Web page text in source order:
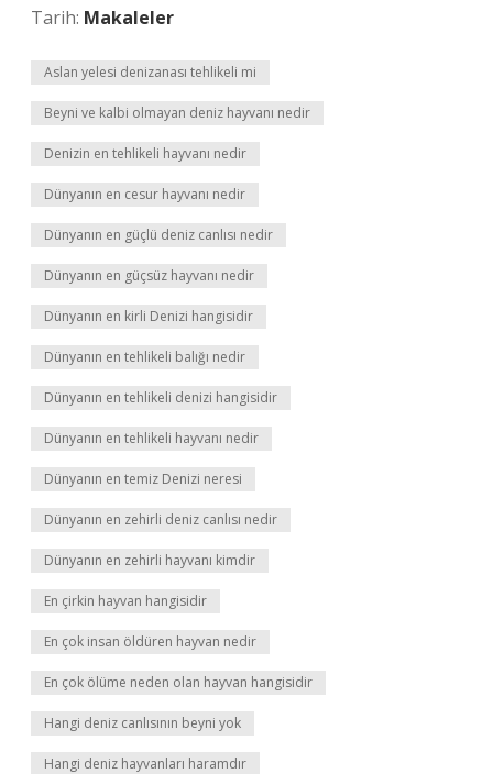
Tarih: Makaleler
Aslan yelesi denizanası tehlikeli mi
Beyni ve kalbi olmayan deniz hayvanı nedir
Denizin en tehlikeli hayvanı nedir
Dünyanın en cesur hayvanı nedir
Dünyanın en güçlü deniz canlısı nedir
Dünyanın en güçsüz hayvanı nedir
Dünyanın en kirli Denizi hangisidir
Dünyanın en tehlikeli balığı nedir
Dünyanın en tehlikeli denizi hangisidir
Dünyanın en tehlikeli hayvanı nedir
Dünyanın en temiz Denizi neresi
Dünyanın en zehirli deniz canlısı nedir
Dünyanın en zehirli hayvanı kimdir
En çirkin hayvan hangisidir
En çok insan öldüren hayvan nedir
En çok ölüme neden olan hayvan hangisidir
Hangi deniz canlısının beyni yok
Hangi deniz hayvanları haramdır